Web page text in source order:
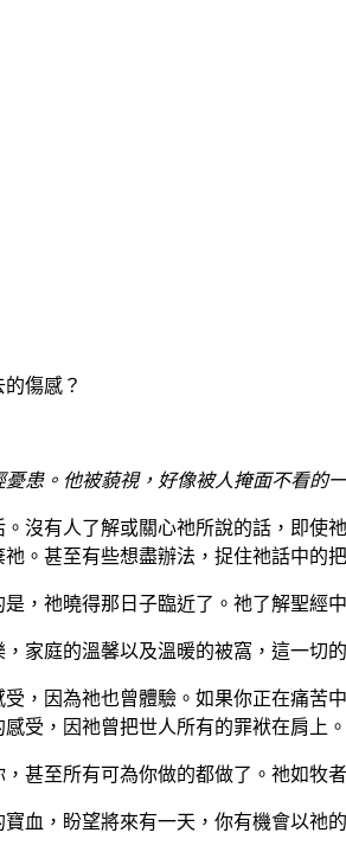
傷感？
患。他被藐視，好像被人掩面不看的
沒有人了解或關心祂所說的話，即
。甚至有些想盡辦法，捉住祂話中的
，祂曉得那日子臨近了。祂了解聖經
家庭的溫馨以及溫暖的被窩，這一切
，因為祂也曾體驗。如果你正在痛
受，因祂曾把世人所有的罪袱在肩上。
甚至所有可為你做的都做了。祂如牧
血，盼望將來有一天，你有機會以